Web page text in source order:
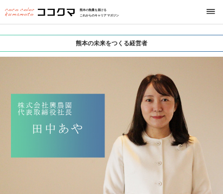
熊本の熱量を届ける
これからのキャリアマガジン
熊本の未来をつくる経営者